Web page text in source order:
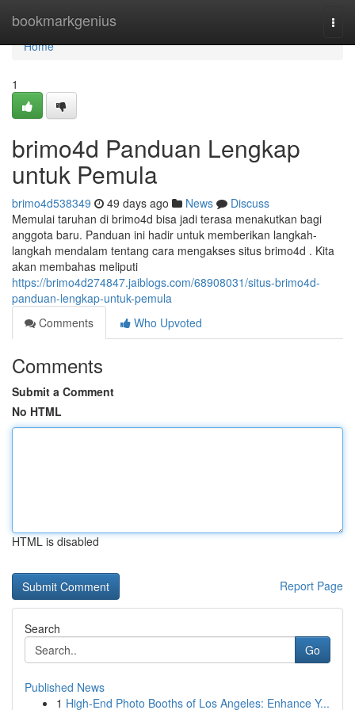
bookmarkgenius
Home
Home
1
brimo4d Panduan Lengkap
untuk Pemula
brimo4d538349 49 days ago News
Discuss
Memulai taruhan di brimo4d bisa jadi terasa menakutkan bagi
anggota baru. Panduan ini hadir untuk memberikan langkah-
langkah mendalam tentang cara mengakses situs brimo4d . Kita
akan membahas meliputi
https://brimo4d274847.jaiblogs.com/68908031/situs-brimo4d-
panduan-lengkap-untuk-pemula
Comments
Who Upvoted
Comments
Submit a Comment
No HTML
HTML is disabled
Report Page
Search
Go
Published News
1 High-End Photo Booths of Los Angeles: Enhance Y...